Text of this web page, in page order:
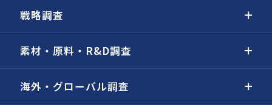
戦略調査
素材・原料・R&D調査
海外・グローバル調査